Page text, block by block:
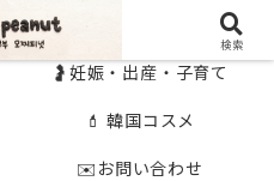
🤰妊娠・出産・子育て
💄 韓国コスメ
✉️お問い合わせ
検索